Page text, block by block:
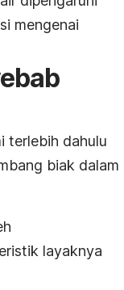
mengenai
terlebih dahulu
biak dalam
layaknya